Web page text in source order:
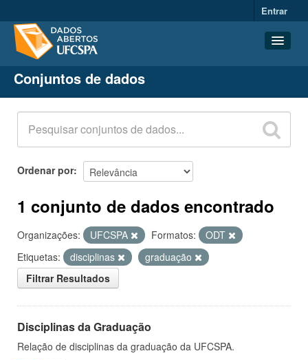
Entrar
Conjuntos de dados
Organizações
Grupos
Sobre
Conjuntos de dados
Ordenar por
1 conjunto de dados encontrado
Organizações: UFCSPA Formatos:
ODT
Etiquetas:
disciplinas
graduação
Filtrar Resultados
Disciplinas da Graduação
Relação de disciplinas da graduação da UFCSPA.